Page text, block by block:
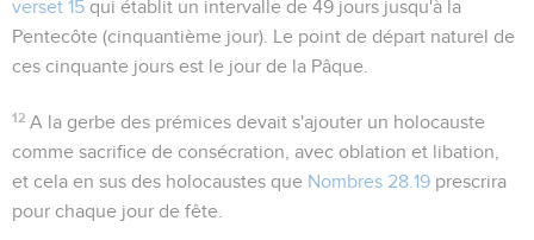
verset 15 qui établit un intervalle de 49 jours jusqu'à la
Pentecôte (cinquantième jour). Le point de départ naturel de
ces cinquante jours est le jour de la Pâque.
12 A la gerbe des prémices devait s'ajouter un holocauste
comme sacrifice de consécration, avec oblation et libation,
et cela en sus des holocaustes que Nombres 28.19 prescrira
pour chaque jour de fête.